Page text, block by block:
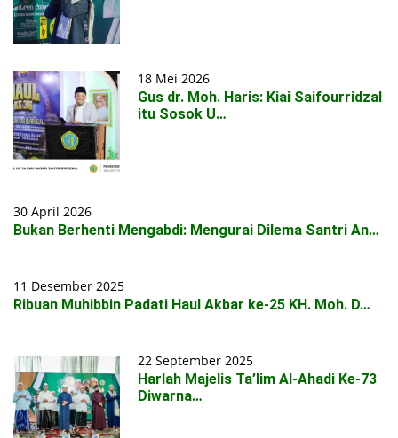
18 Mei 2026
Gus dr. Moh. Haris: Kiai Saifourridzal
itu Sosok U…
30 April 2026
Bukan Berhenti Mengabdi: Mengurai Dilema Santri An…
11 Desember 2025
Ribuan Muhibbin Padati Haul Akbar ke-25 KH. Moh. D…
22 September 2025
Harlah Majelis Ta’lim Al-Ahadi Ke-73
Diwarna…